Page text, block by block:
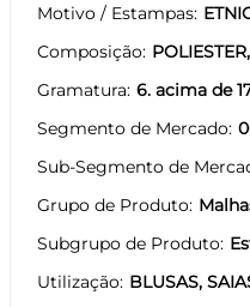
Motivo / Estampas
Composição
Gramatura 6. acima de
Segmento de Mercado
Sub-Segmento de
Grupo de Produto
Subgrupo de Produto
Utilização BLUSAS,